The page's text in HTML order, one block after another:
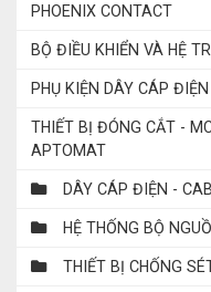
PHOENIX CONTACT
BỘ ĐIỀU KHIỂN VÀ HỆ
PHỤ KIỆN DÂY CÁP ĐIỆN
THIẾT BỊ ĐÓNG CẮT -
APTOMAT
DÂY CÁP ĐIỆN -
HỆ THỐNG BỘ
THIẾT BỊ CHỐNG